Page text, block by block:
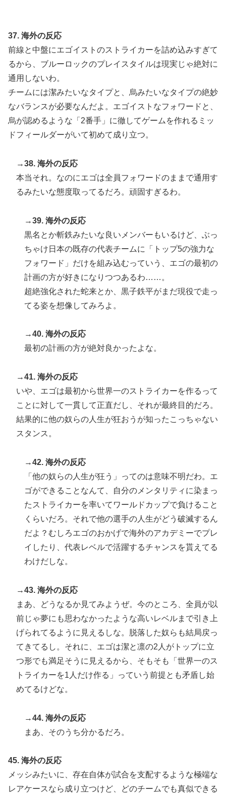
37. 海外の反応
前線と中盤にエゴイストのストライカーを詰め込みすぎて
るから、ブルーロックのプレイスタイルは現実じゃ絶対に
通用しないわ。
チームには潔みたいなタイプと、烏みたいなタイプの絶妙
なバランスが必要なんだよ。エゴイストなフォワードと、
烏が認めるような「2番手」に徹してゲームを作れるミッ
ドフィールダーがいて初めて成り立つ。
→38. 海外の反応
本当それ。なのにエゴは全員フォワードのままで通用す
るみたいな態度取ってるだろ。頑固すぎるわ。
→39. 海外の反応
黒名とか斬鉄みたいな良いメンバーもいるけど、ぶっ
ちゃけ日本の既存の代表チームに「トップ5の強力な
フォワード」だけを組み込むっていう、エゴの最初の
計画の方が好きになりつつあるわ……。
超絶強化された蛇来とか、黒子鉄平がまだ現役で走っ
てる姿を想像してみろよ。
→40. 海外の反応
最初の計画の方が絶対良かったよな。
→41. 海外の反応
いや、エゴは最初から世界一のストライカーを作るって
ことに対して一貫して正直だし、それが最終目的だろ。
結果的に他の奴らの人生が狂おうが知ったこっちゃない
スタンス。
→42. 海外の反応
「他の奴らの人生が狂う」ってのは意味不明だわ。エ
ゴができることなんて、自分のメンタリティに染まっ
たストライカーを率いてワールドカップで負けること
くらいだろ。それで他の選手の人生がどう破滅するん
だよ？むしろエゴのおかげで海外のアカデミーでプレ
イしたり、代表レベルで活躍するチャンスを貰えてる
わけだしな。
→43. 海外の反応
まあ、どうなるか見てみようぜ。今のところ、全員が以
前じゃ夢にも思わなかったような高いレベルまで引き上
げられてるように見えるしな。脱落した奴らも結局戻っ
てきてるし。それに、エゴは潔と凛の2人がトップに立
つ形でも満足そうに見えるから、そもそも「世界一のス
トライカーを1人だけ作る」っていう前提とも矛盾し始
めてるけどな。
→44. 海外の反応
まあ、そのうち分かるだろ。
45. 海外の反応
メッシみたいに、存在自体が試合を支配するような極端な
レアケースなら成り立つけど、どのチームでも真似できる